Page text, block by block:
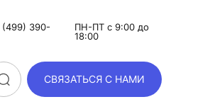
(499) 390-
ПН-ПТ с 9:00 до
18:00
СВЯЗАТЬСЯ С НАМИ